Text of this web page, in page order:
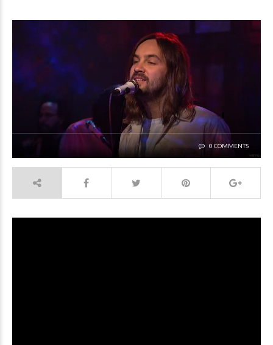
0 COMMENTS